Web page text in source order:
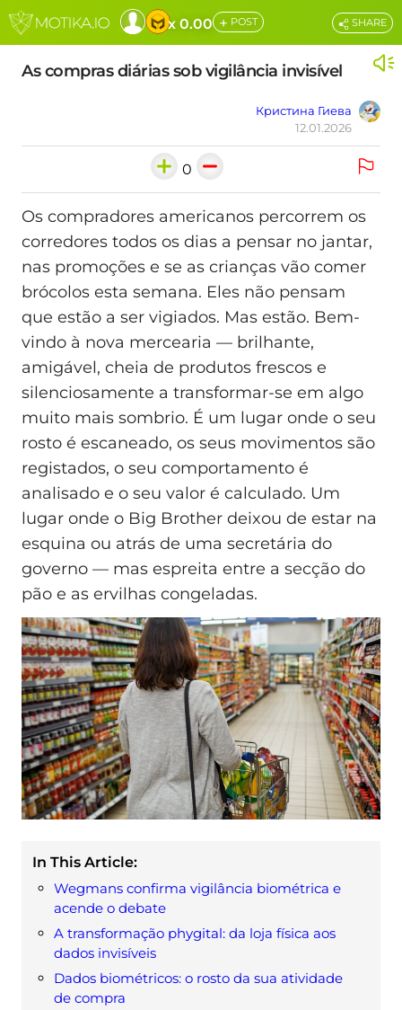
x 0.00 + POST
As compras diárias sob vigilância invisível
Кристина Гиева
12.01.2026
SHARE
0
Os compradores americanos percorrem os
corredores todos os dias a pensar no jantar,
nas promoções e se as crianças vão comer
brócolos esta semana. Eles não pensam
que estão a ser vigiados. Mas estão. Bem-
vindo à nova mercearia — brilhante,
amigável, cheia de produtos frescos e
silenciosamente a transformar-se em algo
muito mais sombrio. É um lugar onde o seu
rosto é escaneado, os seus movimentos são
registados, o seu comportamento é
analisado e o seu valor é calculado. Um
lugar onde o Big Brother deixou de estar na
esquina ou atrás de uma secretária do
governo — mas espreita entre a secção do
pão e as ervilhas congeladas.
In This Article:
Wegmans confirma vigilância biométrica e
acende o debate
A transformação phygital: da loja física aos
dados invisíveis
Dados biométricos: o rosto da sua atividade
de compra